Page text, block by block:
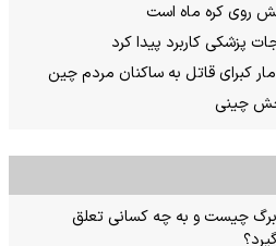
روی کره ماه است
پزشکی کاربرد پیدا کرد
چینی
چیست و به چه کسانی تعلق